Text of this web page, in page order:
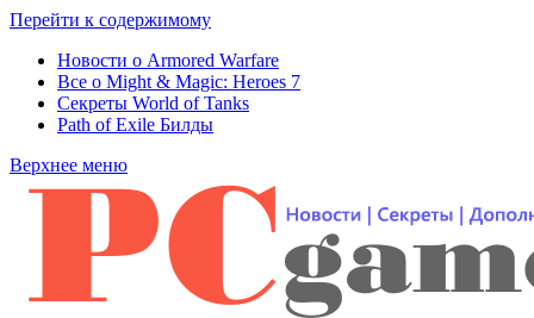
Перейти к содержимому
Новости о Armored Warfare
Все о Might & Magic: Heroes 7
Секреты World of Tanks
Path of Exile Билды
Верхнее меню